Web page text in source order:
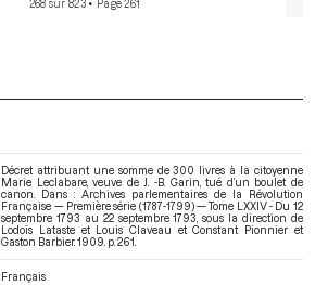
268 sur 823 • Page 261
Décret attribuant une somme de 300 livres à la citoyenne
Marie Leclabare, veuve de J. -B. Garin, tué d’un boulet de
canon. Dans : Archives parlementaires de la Révolution
Française — Première série (1787-1799) — Tome LXXIV - Du 12
septembre 1793 au 22 septembre 1793 , sous la direction de
Lodoïs Lataste et Louis Claveau et Constant Pionnier et
Gaston Barbier. 1909. p. 261.
Français